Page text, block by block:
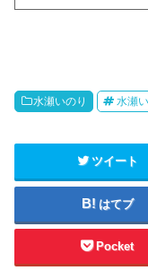
水瀬いのり 水瀬
ツイート
はてブ
Pocket